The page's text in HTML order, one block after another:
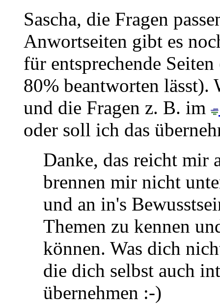
Sascha, die Fragen
Anwortseiten gibt es
für entsprechende
80% beantworten
und die Fragen z. B. im
oder soll ich das
Danke, das reicht mir
brennen mir nicht
und an in's
Themen zu kennen
können. Was dich
die dich selbst auch
übernehmen :-)